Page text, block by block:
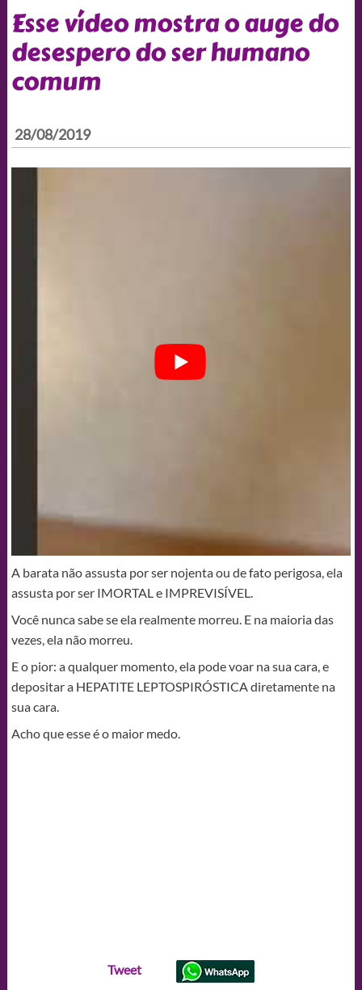
Esse vídeo mostra o auge do
desespero do ser humano
comum
28/08/2019
A barata não assusta por ser nojenta ou de fato perigosa, ela
assusta por ser IMORTAL e IMPREVISÍVEL.
Você nunca sabe se ela realmente morreu. E na maioria das
vezes, ela não morreu.
E o pior: a qualquer momento, ela pode voar na sua cara, e
depositar a HEPATITE LEPTOSPIRÓSTICA diretamente na
sua cara.
Acho que esse é o maior medo.
Tweet